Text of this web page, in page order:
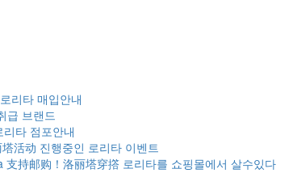
로리타 매입안내
급 브랜드
리타 점포안내
活动 진행중인 로리타 이벤트
支持邮购！洛丽塔穿撘 로리타를 쇼핑몰에서 살수있다